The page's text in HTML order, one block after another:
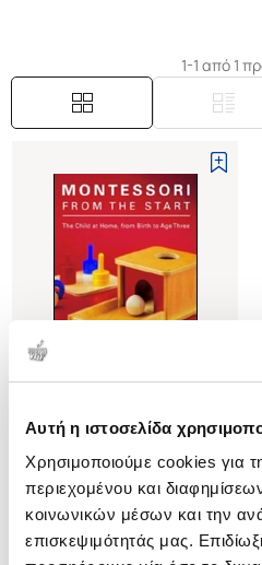
Αυτή η ιστοσελίδα
Χρησιμοποιούμε cookies για
περιεχομένου και
κοινωνικών μέσων και την
επισκεψιμότητάς μας.
1-1 από 1
(0)
(P/B) MONTESSORI FROM THE
START
THE CHILD AT HOME, FROM
BIRTH TO AGE THREE
LILLARD-POLK PAULA
Κωδ. Πολιτείας:4045-0003